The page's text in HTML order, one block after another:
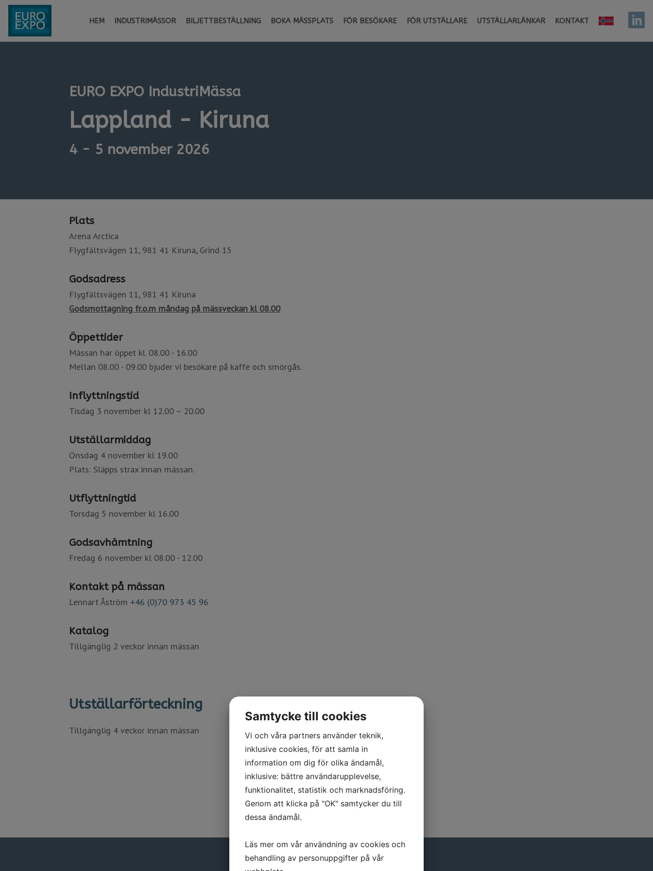
HEM INDUSTRIMÄSSOR BILJETTBESTÄLLNING BOKA MÄSSPLATS FÖR BESÖKARE FÖR UTSTÄLLARE UTSTÄLLARLÄNKAR KONTAKT NORGE
EURO EXPO IndustriMässa
Lappland - Kiruna
4 - 5 november 2026
Plats
Arena Arctica
Flygfältsvägen 11, 981 41 Kiruna, Grind 15​​​​​​​
Godsadress
Flygfältsvägen 11, 981 41 Kiruna
Godsmottagning fr.o.m måndag på mässveckan kl 08.00
Öppettider
Mässan har öppet kl. 08.00 - 16.00
Mellan 08.00 - 09.00 bjuder vi besökare på kaffe och smörgås​​​​​​​.
Inflyttningstid
Tisdag 3 november kl 12.00 – 20.00
Utställarmiddag
Onsdag 4 november kl 19.00
Plats: Släpps strax innan mässan.
Utflyttningtid
Torsdag 5 november kl 16.00
Godsavhämtning
Fredag 6 november kl 08.00 - 12.00
Kontakt på mässan​​​​​​​
Lennart Åström +46 (0)70 973 45 96
Katalog
Tillgänglig 2 veckor innan mässan
Utställarförteckning
Tillgänglig 4 veckor innan mässan
Samtycke till cookies
Vi och våra partners använder teknik,
inklusive cookies, för att samla in
information om dig för olika ändamål,
inklusive: bättre användarupplevelse,
funktionalitet, statistik och marknadsföring.
Genom att klicka på "OK" samtycker du till
dessa ändamål.
Läs mer om vår användning av cookies och
behandling av personuppgifter på vår